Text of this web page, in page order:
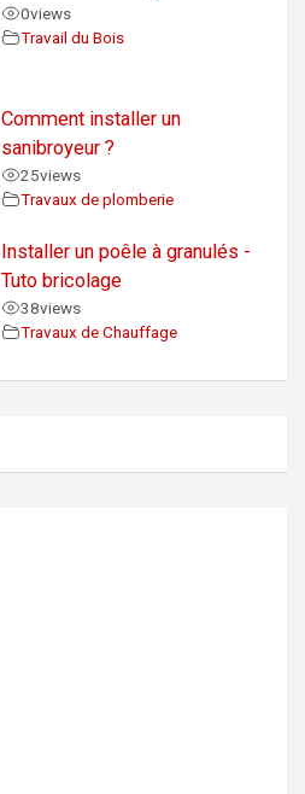
0views
Travail du Bois
Comment installer un
sanibroyeur ?
25views
Travaux de plomberie
Installer un poêle à granulés -
Tuto bricolage
38views
Travaux de Chauffage